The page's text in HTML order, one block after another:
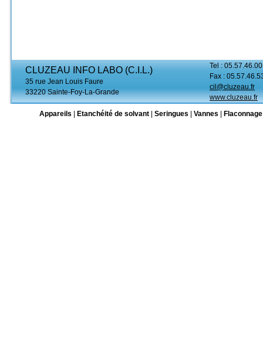
CLUZEAU INFO LABO (C.I.L.)
35 rue Jean Louis Faure
33220 Sainte-Foy-La-Grande
Tel :
Fax :
cil@cluzeau.fr
www.cluzeau.fr
Appareils
Etanchéité de solvant Seringues Vannes Flaconnage